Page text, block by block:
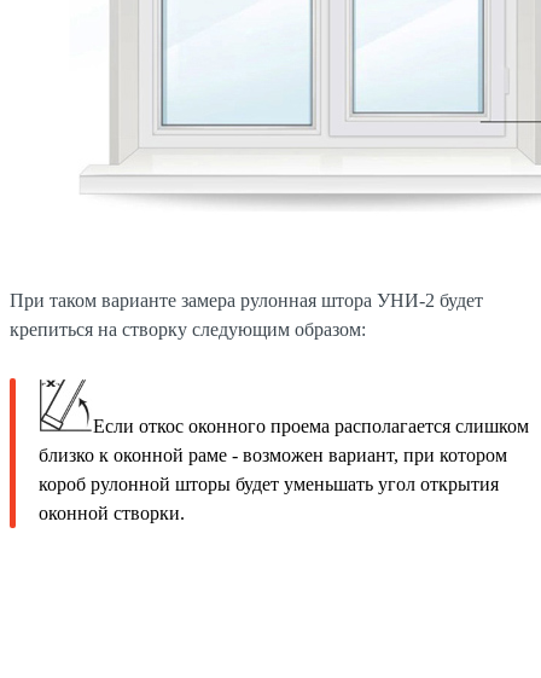
При таком варианте замера рулонная штора УНИ-2 будет
крепиться на створку следующим образом:
Если откос оконного проема располагается слишком
близко к оконной раме - возможен вариант, при котором
короб рулонной шторы будет уменьшать угол открытия
оконной створки.